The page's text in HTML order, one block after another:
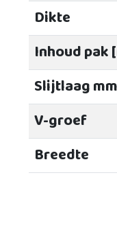
Dikte
Inhoud pak
Slijtlaag mm
V-groef
Breedte